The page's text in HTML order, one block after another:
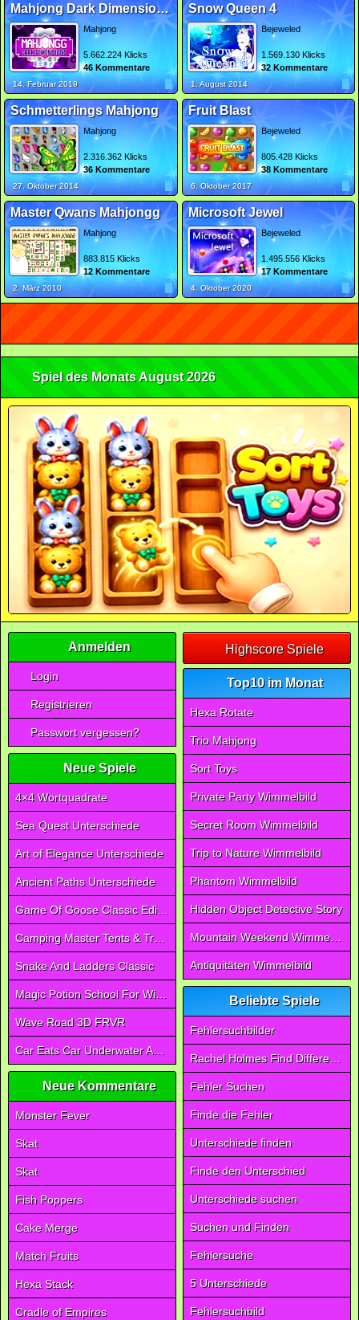
Mahjong Dark Dimensions Triple Time
Mahjong
5.662.224 Klicks
46 Kommentare
14. Februar 2019
Snow Queen 4
Bejeweled
1.569.130 Klicks
32 Kommentare
1. August 2014
Schmetterlings Mahjong
Mahjong
2.316.362 Klicks
36 Kommentare
27. Oktober 2014
Fruit Blast
Bejeweled
805.428 Klicks
38 Kommentare
6. Oktober 2017
Master Qwans Mahjongg
Mahjong
883.815 Klicks
12 Kommentare
2. März 2010
Microsoft Jewel
Bejeweled
1.495.556 Klicks
17 Kommentare
4. Oktober 2020
Spiel des Monats August 2026
Anmelden
Login
Registrieren
Passwort vergessen?
Neue Spiele
4×4 Wortquadrate
Sea Quest Unterschiede
Art of Elegance Unterschiede
Ancient Paths Unterschiede
Game Of Goose Classic Edition
Camping Master Tents & Trees
Snake And Ladders Classic
Magic Potion School For Witch
Wave Road 3D FRVR
Car Eats Car Underwater Adventure FRVR
Neue Kommentare
Monster Fever
Skat
Skat
Fish Poppers
Cake Merge
Match Fruits
Hexa Stack
Cradle of Empires
Highscore Spiele
Top10 im Monat
Hexa Rotate
Trio Mahjong
Sort Toys
Private Party Wimmelbild
Secret Room Wimmelbild
Trip to Nature Wimmelbild
Phantom Wimmelbild
Hidden Object Detective Story
Mountain Weekend Wimmelbild
Antiquitäten Wimmelbild
Beliebte Spiele
Fehlersuchbilder
Rachel Holmes Find Differences
Fehler Suchen
Finde die Fehler
Unterschiede finden
Finde den Unterschied
Unterschiede suchen
Suchen und Finden
Fehlersuche
5 Unterschiede
Fehlersuchbild